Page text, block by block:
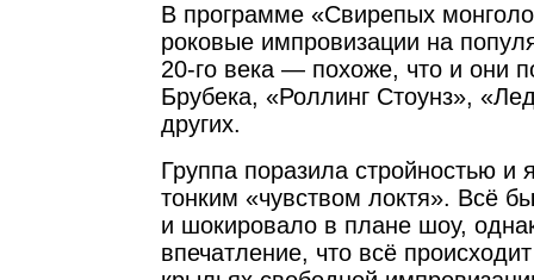
В программе «Свирепых
роковые импровизации на
20-го века — похоже, что и они
Брубека, «Роллинг Стоунз»,
других.
Группа поразила стройностью и
тонким «чувством локтя». Всё
и шокировало в плане шоу,
впечатление, что всё